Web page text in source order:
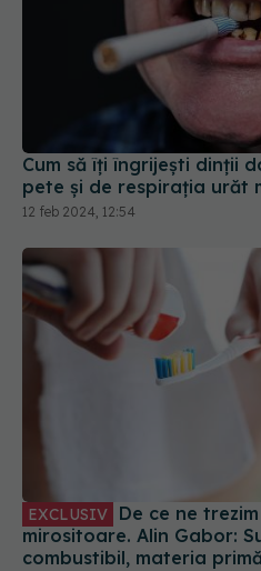
Cum să îți îngrijești dinții
pete și de respirația urăt
12 feb 2024, 12:54
EXCLUSIV
mirositoare. Alin Gabor:
combustibil, materia